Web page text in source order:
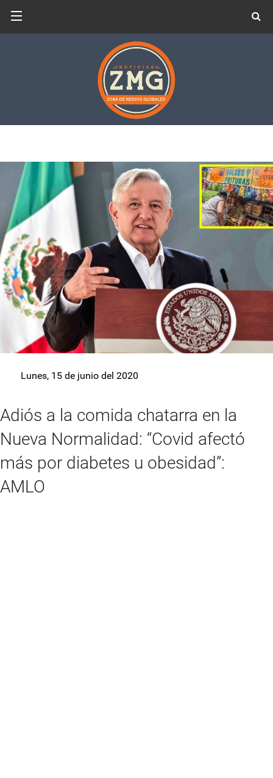
Lunes, 15 de junio del 2020
Adiós a la comida chatarra en la
Nueva Normalidad: “Covid afectó
más por diabetes u obesidad”:
AMLO